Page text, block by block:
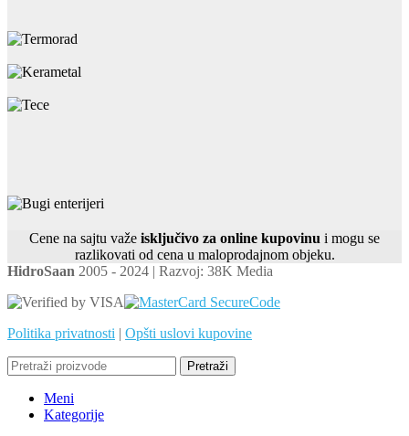
Cene na sajtu važe isključivo za online kupovinu i mogu se
razlikovati od cena u maloprodajnom objeku.
HidroSaan 2005 - 2024 | Razvoj: 38K Media
Politika privatnosti | Opšti uslovi kupovine
Pretraži
Meni
Kategorije